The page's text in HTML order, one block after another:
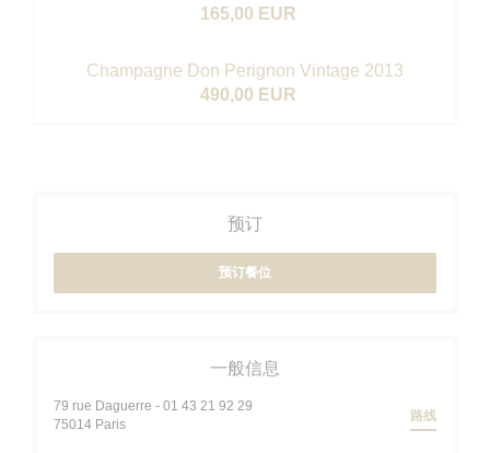
165,00 EUR
Champagne Don Perignon Vintage 2013
490,00 EUR
预订
预订餐位
一般信息
79 rue Daguerre - 01 43 21 92 29
75014 Paris((在新窗口中打开))
路线